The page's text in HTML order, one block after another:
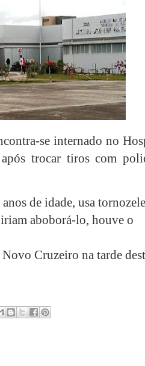
se internado no
trocar tiros com
de idade, usa
aboborá-lo, houve o
Cruzeiro na tarde